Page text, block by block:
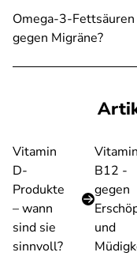
Omega-3-Fettsäuren
gegen Migräne?
Vitamin
D-
Produkte
– wann
sind sie
sinnvoll?
Vitamin
B12 -
gegen
und